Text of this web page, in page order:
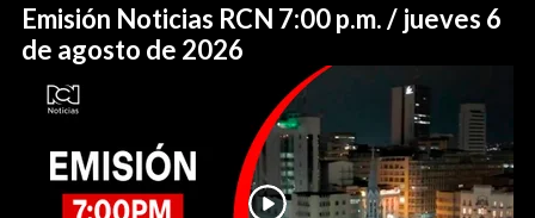
Emisión Noticias RCN 7:00 p.m. / jueves 6
de agosto de 2026